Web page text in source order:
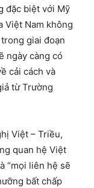
đặc biệt với Mỹ
Việt Nam không
giai đoạn
ngày càng có
cải cách và
từ Trường
Việt – Triều,
quan hệ Việt
“mọi liên hệ sẽ
bất chấp